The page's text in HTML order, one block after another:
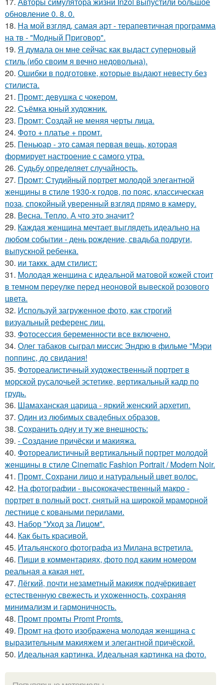
обновление 0. 8. 0.
18. На мой взгляд, самая арт - терапевтичная программа
на тв - "Модный Приговор".
19. Я думала он мне сейчас как выдаст суперновый
стиль (ибо своим я вечно недовольна).
20. Ошибки в подготовке, которые выдают невесту без
стилиста.
21. Промт: девушка с чокером.
22. Съёмка юный художник.
23. Промт: Создай не меняя черты лица.
24. Фото + платье + промт.
25. Пеньюар - это самая первая вещь, которая
формирует настроение с самого утра.
26. Судьбу определяет случайность.
27. Промт: Студийный портрет молодой элегантной
женщины в стиле 1930-х годов, по пояс, классическая
поза, спокойный уверенный взгляд прямо в камеру.
28. Весна. Тепло. А что это значит?
29. Каждая женщина мечтает выглядеть идеально на
любом событии - день рождение, свадьба подруги,
выпускной ребенка.
30. ии таккк. адм стилист:
31. Молодая женщина с идеальной матовой кожей стоит
в темном переулке перед неоновой вывеской розового
цвета.
32. Используй загруженное фото, как строгий
визуальный референс лиц.
33. Фотосессия беременности все включено.
34. Олег табаков сыграл миссис Эндрю в фильме "Мэри
поппинс, до свидания!
35. Фотореалистичный художественный портрет в
морской русалочьей эстетике, вертикальный кадр по
грудь.
36. Шамаханская царица - яркий женский архетип.
37. Один из любимых свадебных образов.
38. Сохранить одну и ту же внешность:
39. - Создание причёски и макияжа.
40. Фотореалистичный вертикальный портрет молодой
женщины в стиле Cinematic Fashion Portrait / Modern Noir.
41. Промт. Сохрани лицо и натуральный цвет волос.
42. На фотографии - высококачественный макро -
портрет в полный рост, снятый на широкой мраморной
лестнице с коваными перилами.
43. Набор "Уход за Лицом".
44. Как быть красивой.
45. Итальянского фотографа из Милана встретила.
46. Пиши в комментариях, фото под каким номером
реальная а какая нет.
47. Лёгкий, почти незаметный макияж подчёркивает
естественную свежесть и ухоженность, сохраняя
минимализм и гармоничность.
48. Промт промты Promt Promts.
49. Промт на фото изображена молодая женщина с
выразительным макияжем и элегантной причёской.
50. Идеальная картинка. Идеальная картинка на фото.